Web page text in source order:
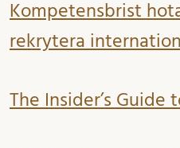
Kompetensbrist
rekrytera
The Insider’s